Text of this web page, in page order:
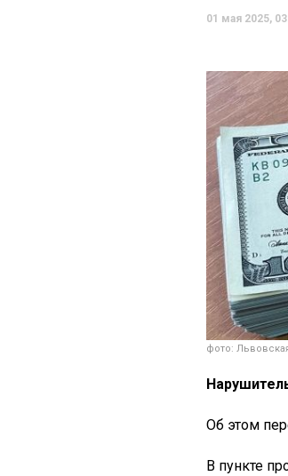
01 мая 2025,
фото:
Об этом
В пункте